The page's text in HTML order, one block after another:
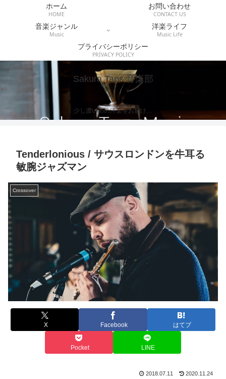
Sakura Taps 音楽部
少し濃いめの洋楽をお届け…
ホーム
HOME
お問い合わせ
CONTACT US
音楽ジャンル
Music
洋楽ライフ
Music Life
プライバシーポリシー
PRIVACY POLICY
Tenderlonious / サウスロンドンを牛耳る
敏腕ジャズマン
Crossover
X Facebook はてブ
Pocket LINE
2018.07.11 2020.11.24